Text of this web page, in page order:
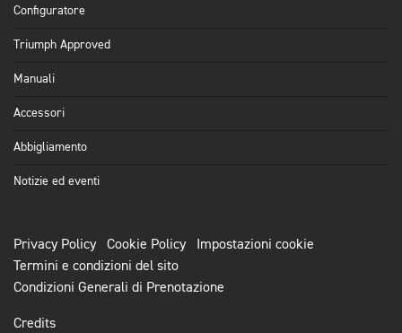
Configuratore
Triumph Approved
Manuali
Accessori
Abbigliamento
Notizie ed eventi
Privacy Policy Cookie Policy
Impostazioni cookie
Termini e condizioni del sito
Condizioni Generali di Prenotazione
Credits